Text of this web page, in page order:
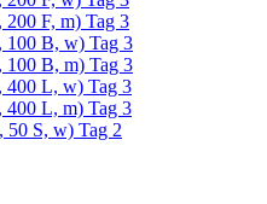
F, m) Tag 3
100 B, w) Tag 3
B, m) Tag 3
400 L, w) Tag 3
400 L, m) Tag 3
S, w) Tag 2